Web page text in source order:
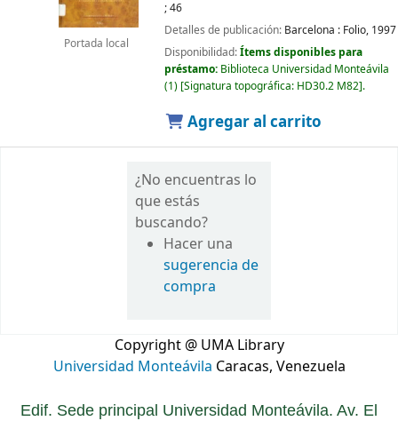
Portada local
; 46
Detalles de publicación: Barcelona : Folio, 1997
Disponibilidad:Ítems disponibles para
préstamo: Biblioteca Universidad Monteávila
(1) Signatura topográfica: HD30.2 M82 .
Agregar al carrito
¿No encuentras lo
que estás
buscando?
Hacer una
sugerencia de
compra
Copyright @ UMA Library
Universidad Monteávila Caracas, Venezuela
Edif. Sede principal Universidad Monteávila. Av. El